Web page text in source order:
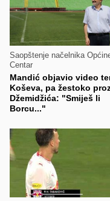
Saopštenje načelnika
Centar
Mandić objavio video
Koševa, pa žestoko
Džemidžića: "Smiješ li
Borcu..."